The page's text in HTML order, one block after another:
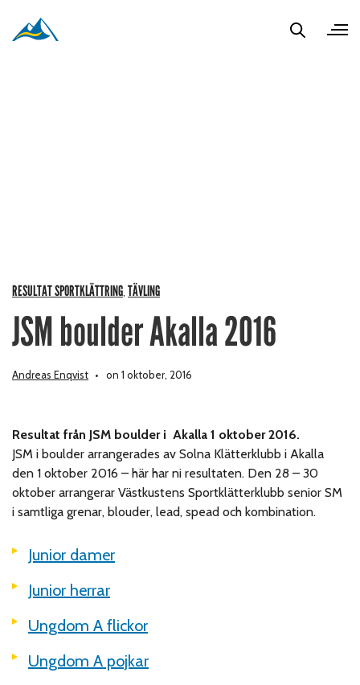
RESULTAT SPORTKLÄTTRING, TÄVLING
JSM boulder Akalla 2016
Andreas Enqvist on 1 oktober, 2016
Resultat från JSM boulder i Akalla 1 oktober 2016.
JSM i boulder arrangerades av Solna Klätterklubb i Akalla
den 1 oktober 2016 – här har ni resultaten. Den 28 – 30
oktober arrangerar Västkustens Sportklätterklubb senior SM
i samtliga grenar, blouder, lead, spead och kombination.
Junior damer
Junior herrar
Ungdom A flickor
Ungdom A pojkar